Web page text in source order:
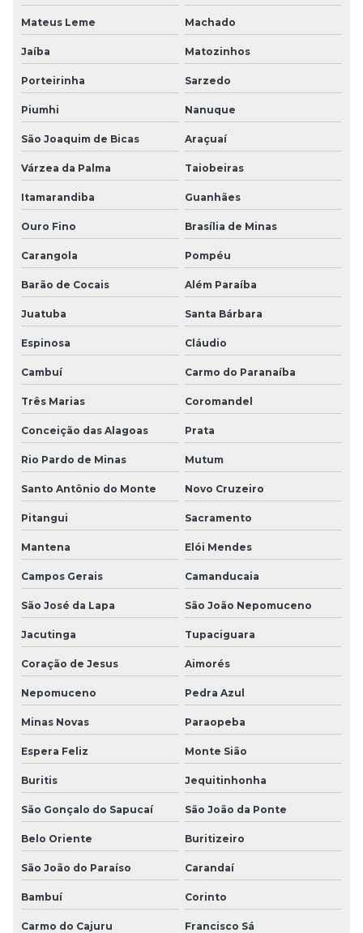
Mateus Leme Machado
Jaíba Matozinhos
Porteirinha Sarzedo
Piumhi Nanuque
São Joaquim de Bicas Araçuaí
Várzea da Palma Taiobeiras
Itamarandiba Guanhães
Ouro Fino Brasília de Minas
Carangola Pompéu
Barão de Cocais Além Paraíba
Juatuba Santa Bárbara
Espinosa Cláudio
Cambuí Carmo do Paranaíba
Três Marias Coromandel
Conceição das Alagoas Prata
Rio Pardo de Minas Mutum
Santo Antônio do Monte Novo Cruzeiro
Pitangui Sacramento
Mantena Elói Mendes
Campos Gerais Camanducaia
São José da Lapa São João Nepomuceno
Jacutinga Tupaciguara
Coração de Jesus Aimorés
Nepomuceno Pedra Azul
Minas Novas Paraopeba
Espera Feliz Monte Sião
Buritis Jequitinhonha
São Gonçalo do Sapucaí São João da Ponte
Belo Oriente Buritizeiro
São João do Paraíso Carandaí
Bambuí Corinto
Carmo do Cajuru Francisco Sá